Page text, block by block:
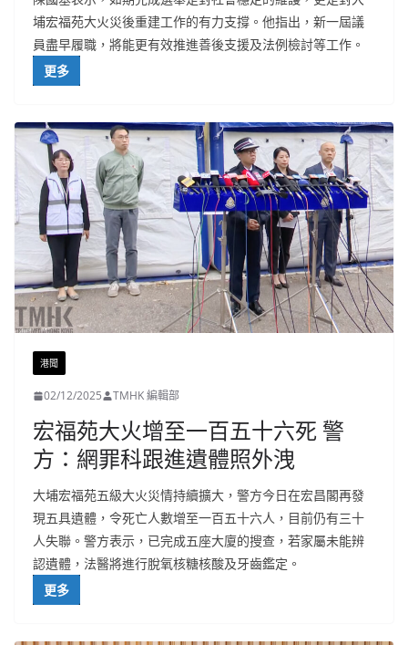
埔宏福苑大火災後重建工作的有力支撐。他指出，新一屆議
員盡早履職，將能更有效推進善後支援及法例檢討等工作。
更多
港聞
02/12/2025 TMHK 編輯部
宏福苑大火增至一百五十六死 警
方：網罪科跟進遺體照外洩
大埔宏福苑五級大火災情持續擴大，警方今日在宏昌閣再發
現五具遺體，令死亡人數增至一百五十六人，目前仍有三十
人失聯。警方表示，已完成五座大廈的搜查，若家屬未能辨
認遺體，法醫將進行脫氧核糖核酸及牙齒鑑定。
更多